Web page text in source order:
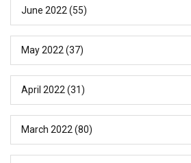
June 2022 (55)
May 2022 (37)
April 2022 (31)
March 2022 (80)